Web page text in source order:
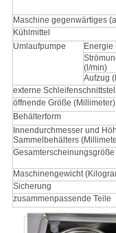
Maschine gegenwärtiges
Kühlmittel
Umlaufpumpe
Energie
(l/min)
Aufzug
externe
öffnende Größe (Millimeter)
Behälterform
Innendurchmesser und
Sammelbehälters
Maschinengewicht
Sicherung
zusammenpassende Teile